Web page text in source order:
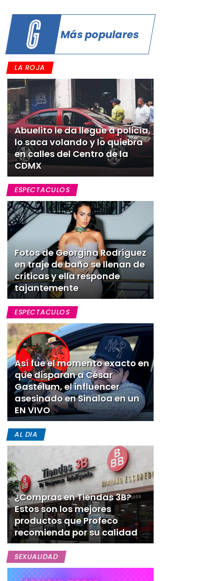
Más populares
LA ROJA
Abuelito le da llegue a policía,
lo saca volando y lo quiebra
en calles del Centro de la
CDMX
ESPECTACULOS
Fotos de Georgina Rodríguez
en traje de baño se llenan de
críticas y ella responde
tajantemente
ESPECTACULOS
Así fue el momento exacto en
que disparan a César
Gastélum, el influencer
asesinado en Sinaloa en un
EN VIVO
AL DIA
¿Compras en Tiendas 3B?
Estos son los mejores
productos que Profeco
recomienda por su calidad
SEXUALIDAD